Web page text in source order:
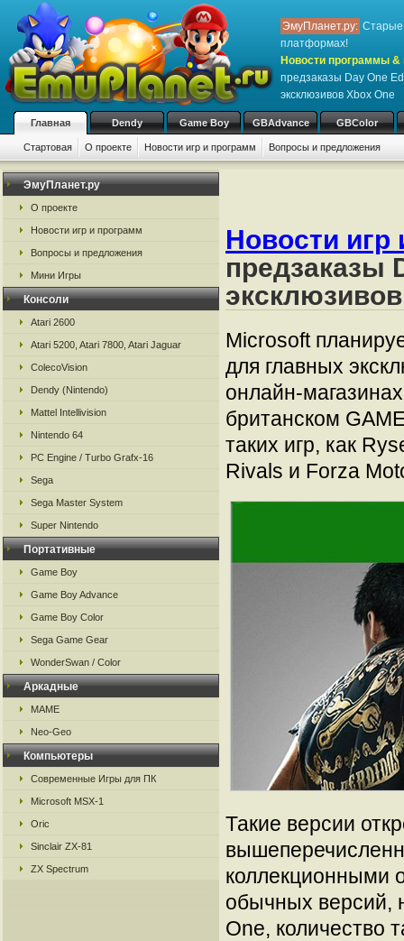
ЭмуПланет.ру: Старые
платформах!
Новости программы &
предзаказы Day One
эксклюзивов Xbox One
Главная Dendy Game Boy GBAdvance GBColor
Стартовая О проекте Новости игр и программ Вопросы и предложения
ЭмуПланет.ру
О проекте
Новости игр и программ
Вопросы и предложения
Мини Игры
Консоли
Atari 2600
Atari 5200, Atari 7800, Atari Jaguar
ColecoVision
Dendy (Nintendo)
Mattel Intellivision
Nintendo 64
PC Engine / Turbo Grafx-16
Sega
Sega Master System
Super Nintendo
Портативные
Game Boy
Game Boy Advance
Game Boy Color
Sega Game Gear
WonderSwan / Color
Аркадные
MAME
Neo-Geo
Компьютеры
Современные Игры для ПК
Microsoft MSX-1
Oric
Sinclair ZX-81
ZX Spectrum
Новости игр
предзаказы
Microsoft
для главных
онлайн-
британском
таких игр, как
Rivals и Forza
Такие версии
коллекционными
обычных версий,
One, количество